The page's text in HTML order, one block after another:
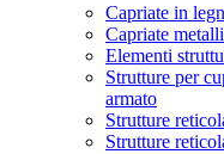
Capriate in
Capriate
Elementi
Strutture per
armato
Strutture
Strutture